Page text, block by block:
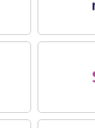
modern en
A36, biedt
het extra
over een IP68-